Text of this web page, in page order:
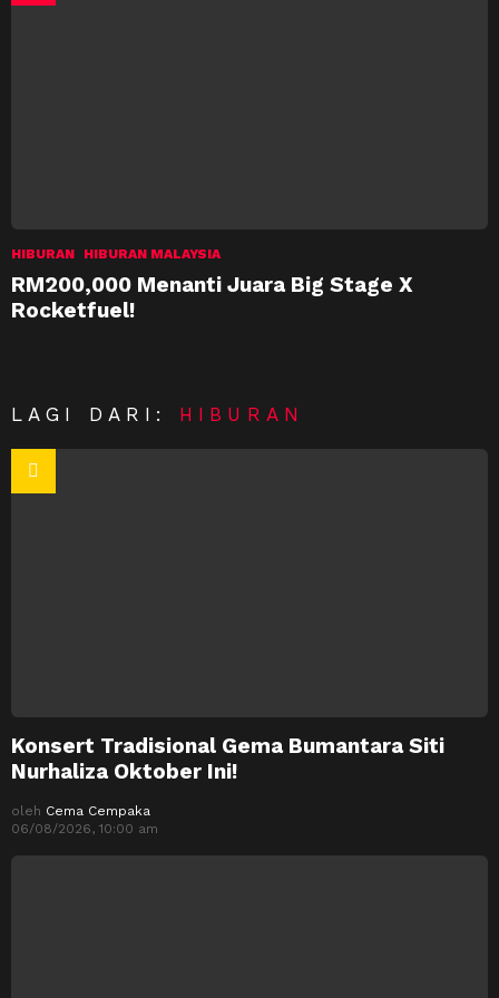
HIBURAN HIBURAN MALAYSIA
RM200,000 Menanti Juara Big Stage X
Rocketfuel!
LAGI DARI: HIBURAN
Konsert Tradisional Gema Bumantara Siti
Nurhaliza Oktober Ini!
oleh Cema Cempaka
06/08/2026, 10:00 am